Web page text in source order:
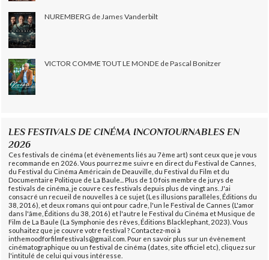
NUREMBERG de James Vanderbilt
VICTOR COMME TOUT LE MONDE de Pascal Bonitzer
LES FESTIVALS DE CINÉMA INCONTOURNABLES EN
2026
Ces festivals de cinéma (et évènements liés au 7ème art) sont ceux que je vous
recommande en 2026. Vous pourrez me suivre en direct du Festival de Cannes,
du Festival du Cinéma Américain de Deauville, du Festival du Film et du
Documentaire Politique de La Baule... Plus de 10 fois membre de jurys de
festivals de cinéma, je couvre ces festivals depuis plus de vingt ans. J'ai
consacré un recueil de nouvelles à ce sujet (Les illusions parallèles, Éditions du
38, 2016), et deux romans qui ont pour cadre, l'un le Festival de Cannes (L'amor
dans l'âme, Éditions du 38, 2016) et l'autre le Festival du Cinéma et Musique de
Film de La Baule (La Symphonie des rêves, Éditions Blacklephant, 2023). Vous
souhaitez que je couvre votre festival ? Contactez-moi à
inthemoodforfilmfestivals@gmail.com. Pour en savoir plus sur un évènement
cinématographique ou un festival de cinéma (dates, site officiel etc), cliquez sur
l'intitulé de celui qui vous intéresse.